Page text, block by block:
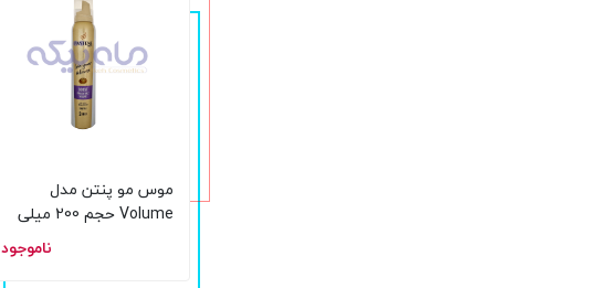
موس مو پنتن مدل
Volume حجم 200 میلی
ناموجود